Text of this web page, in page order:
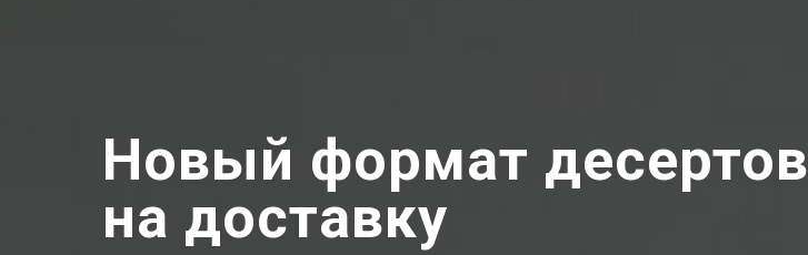
Новый формат десертов
на доставку